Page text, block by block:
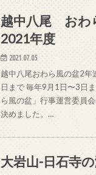
越中八尾 おわ
2021年度
2021.07.05
越中八尾おわら風の盆2
日まで 毎年9月1日〜3日
ら風の盆」行事運営委員
決めました。…
大岩山-日石寺